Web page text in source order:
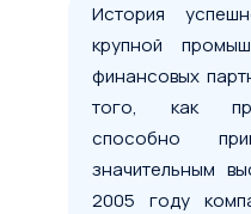
История
крупной
финансовых
того, как
способно
значительным
2005 году